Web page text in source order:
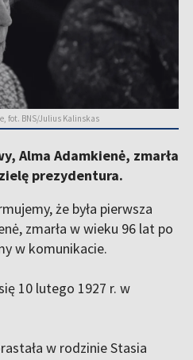
fot. BNS/Julius Kalinskas
Alma Adamkienė, zmarła
prezydentura.
że była pierwsza
zmarła w wieku 96 lat po
w komunikacie.
10 lutego 1927 r. w
w rodzinie Stasia